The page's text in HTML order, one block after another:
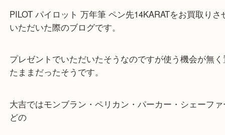
公開日:2022/11/28 最終更新日:2022/11/20
PILOT パイロット 万年筆 ペン先14KARAT（ PILOT パイロット N/A